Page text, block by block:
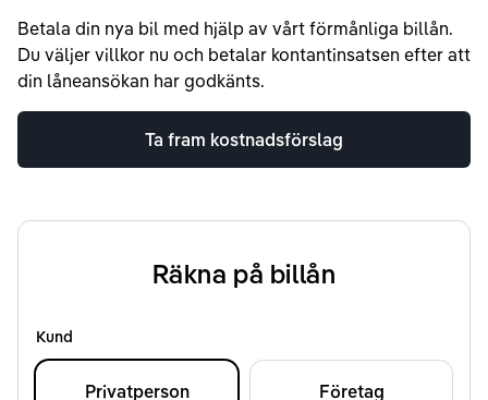
Betala din nya bil med hjälp av vårt förmånliga billån.
Du väljer villkor nu och betalar kontantinsatsen efter att
din låneansökan har godkänts.
Ta fram kostnadsförslag
Räkna på billån
Kund
Privatperson Företag